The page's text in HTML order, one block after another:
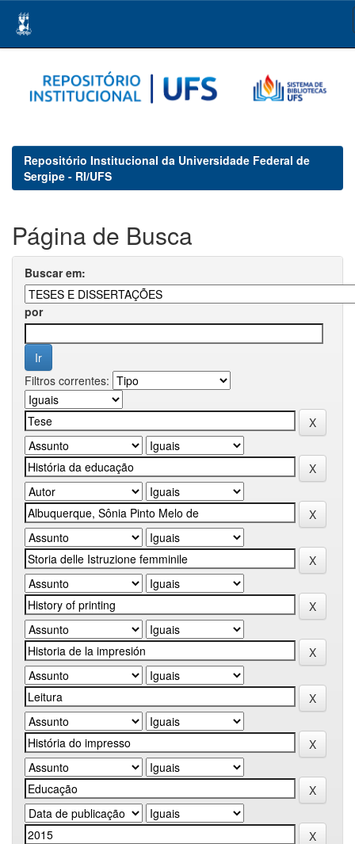
navigation
Repositório Institucional da Universidade Federal de
Sergipe - RI/UFS
Página de Busca
Buscar em:
por
Filtros correntes: